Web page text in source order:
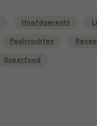
Hoofdgerecht
Peulvruchten
Superfood